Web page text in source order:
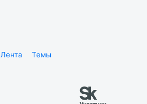
Лента
Темы